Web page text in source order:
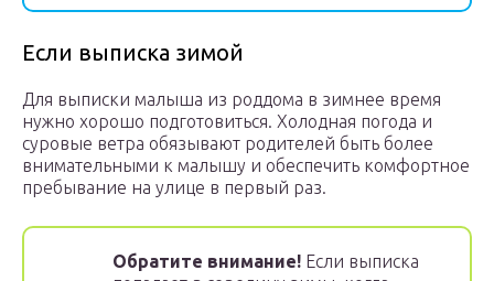
Если выписка зимой
Для выписки малыша из роддома в зимнее время
нужно хорошо подготовиться. Холодная погода и
суровые ветра обязывают родителей быть более
внимательными к малышу и обеспечить комфортное
пребывание на улице в первый раз.
Обратите внимание! Если выписка